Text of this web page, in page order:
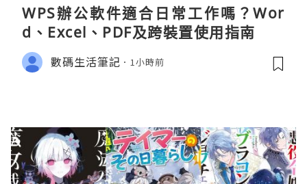
WPS辦公軟件適合日常工作嗎？Wor
d、Excel、PDF及跨裝置使用指南
數碼生活筆記 1小時前